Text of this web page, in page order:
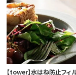
【tower】水はね防止フィ